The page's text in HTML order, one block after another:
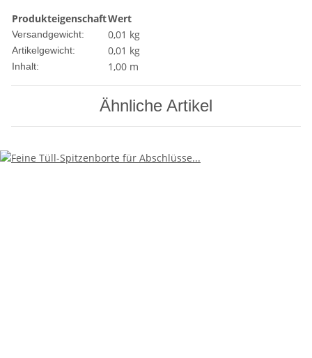
ProdukteigenschaftWert
Versandgewicht: 0,01 kg
Artikelgewicht: 0,01 kg
Inhalt: 1,00 m
Ähnliche Artikel